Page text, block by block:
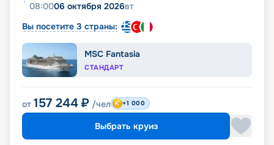
08:0006 октября 2026вт
Вы посетите 3 страны:
MSC Fantasia
СТАНДАРТ
от 157 244 ₽ /чел +1 000
Выбрать круиз